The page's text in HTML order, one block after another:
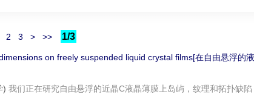
2 3 > >>
1/3
on freely suspended liquid crystal films[在自由悬浮的液
) 我们正在研究自由悬浮的近晶C液晶薄膜上岛屿，纹理和拓扑缺陷